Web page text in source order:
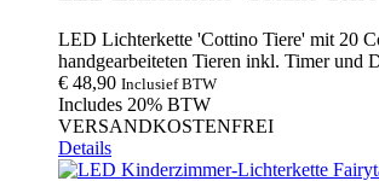
LED Lichterkette 'Cottino Tiere' mit 20
handgearbeiteten Tieren inkl. Timer und
€ 48,90 Inclusief BTW
Includes 20% BTW
VERSANDKOSTENFREI
Details